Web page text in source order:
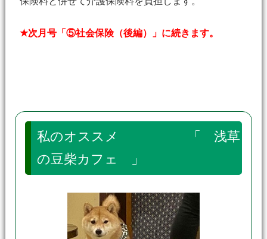
★次月号「⑤社会保険（後編）」に続きます。
私のオススメ 「 浅草
の豆柴カフェ 」